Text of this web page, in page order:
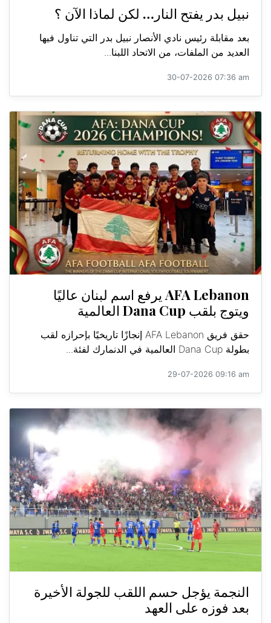
نبيل بدر يفتح النار… لكن لماذا الآن ؟
بعد مقابلة رئيس نادي الأنصار نبيل بدر التي تناول فيها
العديد من الملفات، من الاتحاد اللبنا...
30-07-2026 07:36 am
AFA Lebanon يرفع اسم لبنان عاليًا
ويتوج بلقب Dana Cup العالمية
حقق فريق AFA Lebanon إنجازًا تاريخيًا بإحرازه لقب
بطولة Dana Cup العالمية في الدنمارك لفئة...
29-07-2026 09:16 am
النجمة يؤجل حسم اللقب للجولة الأخيرة
بعد فوزه على العهد